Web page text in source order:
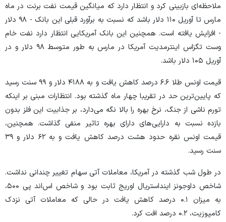
ملاحظه‌ای بازبینی کرد و انتظار دارد که میانگین قیمت نفت برنت در ماه
مارس تا آوریل ۱۱۰ دلار باشد که نسبت به برآورد قبلی این بانک - ۹۸ دلار
- افزایش یافته است. همچنین این بانک آمریکایی انتظار دارد نفت خام
وست تگزاس اینترمدیت آمریکا در مارس به طور متوسط ۹۸ دلار و در
آوریل ۱۰۵ دلار باشد.
قیمت اونس طلا ۶.۶ درصد کاهش یافت و به ۴۱۸۸ دلار و ۹۹ سنت رسید
که پایین‌ترین حد در تقریبا چهار ماه گذشته بود. انتظارات مبنی بر اینکه
تورم ناشی از جنگ، نرخ بهره را بالا نگه می‌دارد، بر جذابیت این فلز بدون
بازده نسبت به دارایی‌های دارای بهره تاثیر منفی گذاشت. همچنین،
قیمت اونس نقره حدود هشت درصد کاهش یافت و به ۶۲ دلار و ۳۹
سنت رسید.
در طول شب گذشته در آمریکا، معاملات آتی سهام تغییر چندانی نداشت.
شاخص داوجونز اینداستریال اوریج ثابت بود و شاخص اس‌اند پی ۵۰۰،
به میزان ۰.۱ درصد کاهش یافت در حالی که معاملات آتی نزدک
کامپوزیت، ۰.۲ درصد افت کرد.